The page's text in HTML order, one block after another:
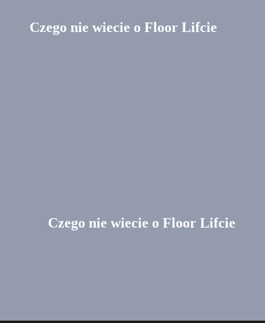
Czego nie wiecie o Floor Lifcie
Czego nie wiecie o Floor Lifcie